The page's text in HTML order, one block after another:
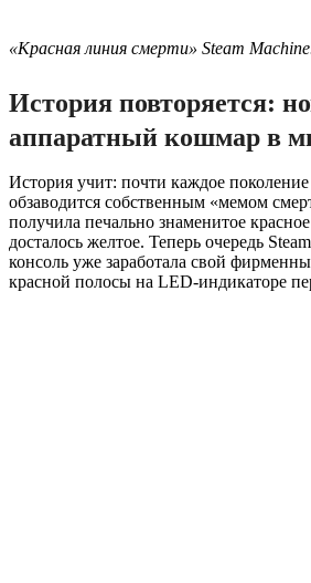
«Красная линия смерти» Steam
История повторяется:
аппаратный кошмар в
История учит: почти каждое
обзаводится собственным «мемом
получила печально знаменитое
досталось желтое. Теперь очередь
консоль уже заработала свой
красной полосы на LED-индикаторе